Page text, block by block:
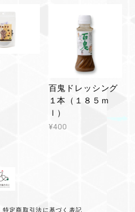
百鬼ドレッシング
１本（１８５ｍ
ｌ）
¥400
特定商取引法に基づく表記